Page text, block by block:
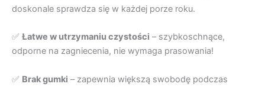
doskonale sprawdza się w każdej porze roku.
✅ Łatwe w utrzymaniu czystości – szybkoschnące,
odporne na zagniecenia, nie wymaga prasowania!
✅ Brak gumki – zapewnia większą swobodę podczas